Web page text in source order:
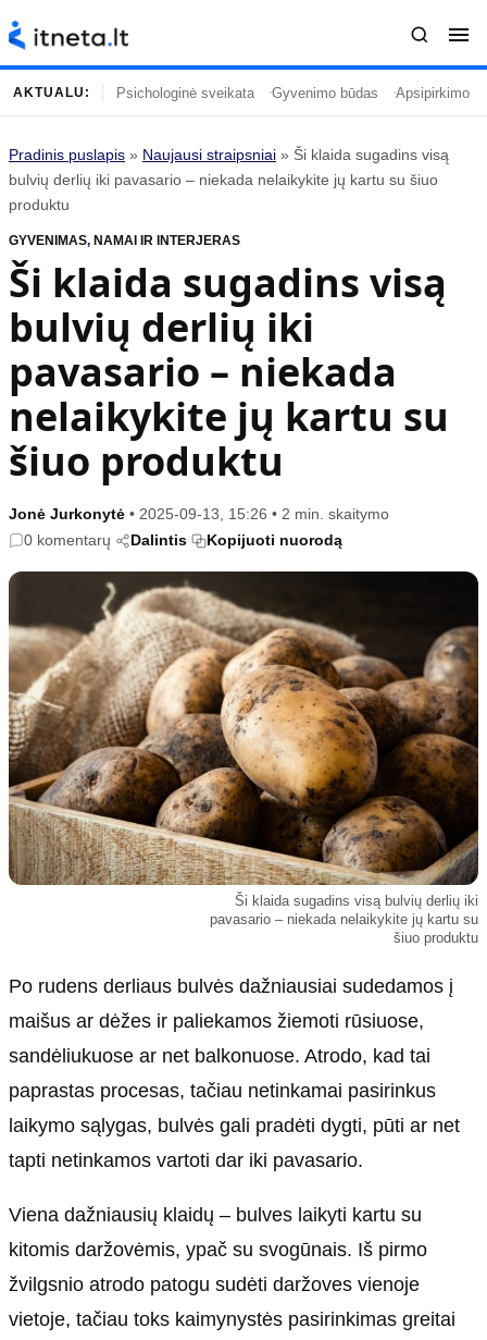
Turinys
Gyvenimas
Įdomybės
Mada
Namai ir interjeras
Temos
Technologijos
Gyvenimo būdas
Tėvai ir vaikai
Populiaru
Psichologinė sveikata
Tvari mada
Informacija
Reklamos politika
Slapukų politika
Redakcija
Apie mus
Autoriai
Kontaktai
Redakcinė politika
AKTUALU: Psichologinė sveikata Gyvenimo būdas Apsipirkimo
Pradinis puslapis » Naujausi straipsniai » Ši klaida sugadins visą
bulvių derlių iki pavasario – niekada nelaikykite jų kartu su šiuo
produktu
GYVENIMAS, NAMAI IR INTERJERAS
Ši klaida sugadins visą
bulvių derlių iki
pavasario – niekada
nelaikykite jų kartu su
šiuo produktu
Jonė Jurkonytė • 2025-09-13, 15:26 • 2 min. skaitymo
0 komentarų
Dalintis Kopijuoti nuorodą
Ši klaida sugadins visą bulvių derlių iki
pavasario – niekada nelaikykite jų kartu su
šiuo produktu
Po rudens derliaus bulvės dažniausiai sudedamos į
maišus ar dėžes ir paliekamos žiemoti rūsiuose,
sandėliukuose ar net balkonuose. Atrodo, kad tai
paprastas procesas, tačiau netinkamai pasirinkus
laikymo sąlygas, bulvės gali pradėti dygti, pūti ar net
tapti netinkamos vartoti dar iki pavasario.
Viena dažniausių klaidų – bulves laikyti kartu su
kitomis daržovėmis, ypač su svogūnais. Iš pirmo
žvilgsnio atrodo patogu sudėti daržoves vienoje
vietoje, tačiau toks kaimynystės pasirinkimas greitai